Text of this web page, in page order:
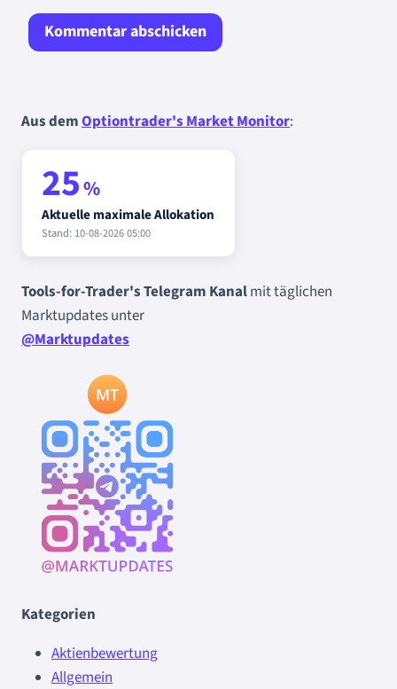
Aus demOptiontrader's Market Monitor:
25%
Aktuelle maximale Allokation
Stand: 10-08-2026 05:00
Tools-for-Trader's Telegram Kanalmit täglichen
Marktupdates unter
@Marktupdates
Kategorien
Aktienbewertung
Allgemein